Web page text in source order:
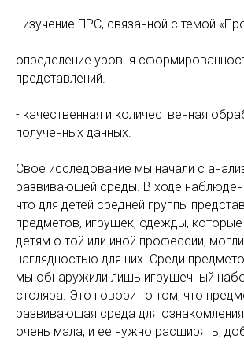
- изучение ПРС, связанной с темой
определение уровня
представлений.
- качественная и количественная
полученных данных.
Свое исследование мы начали с
развивающей среды. В ходе
что для детей средней группы
предметов, игрушек, одежды,
детям о той или иной профессии,
наглядностью для них. Среди
мы обнаружили лишь игрушечный
столяра. Это говорит о том, что
развивающая среда для
очень мала, и ее нужно расширять,